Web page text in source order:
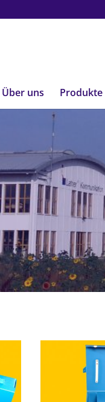
Über uns Produkte